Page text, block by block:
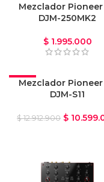
Mezclador Pioneer
DJM-250MK2
$1.995.000
-18%
Mezclador Pioneer
DJM-S11
$12.912.900 $